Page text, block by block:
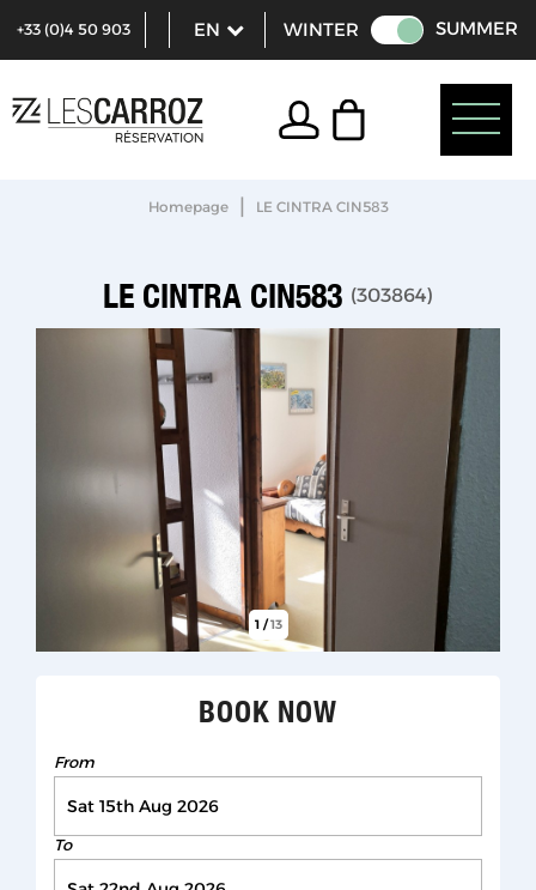
+33 (0)4 50 903 WINTER SUMMER
Homepage | LE CINTRA CIN583
LE CINTRA CIN583 (303864)
1/13
BOOK NOW
From
To